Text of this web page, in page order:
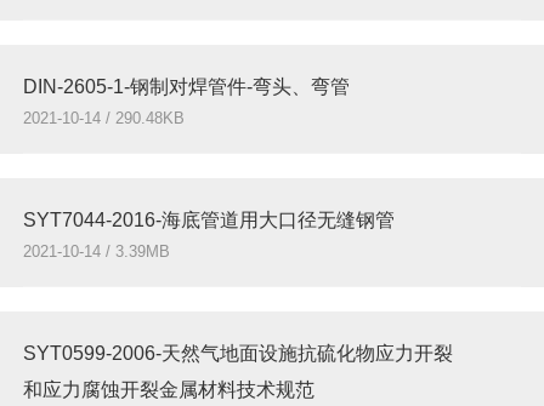
DIN-2605-1-钢制对焊管件-弯头、弯管
2021-10-14 / 290.48KB
SYT7044-2016-海底管道用大口径无缝钢管
2021-10-14 / 3.39MB
SYT0599-2006-天然气地面设施抗硫化物应力开裂
和应力腐蚀开裂金属材料技术规范